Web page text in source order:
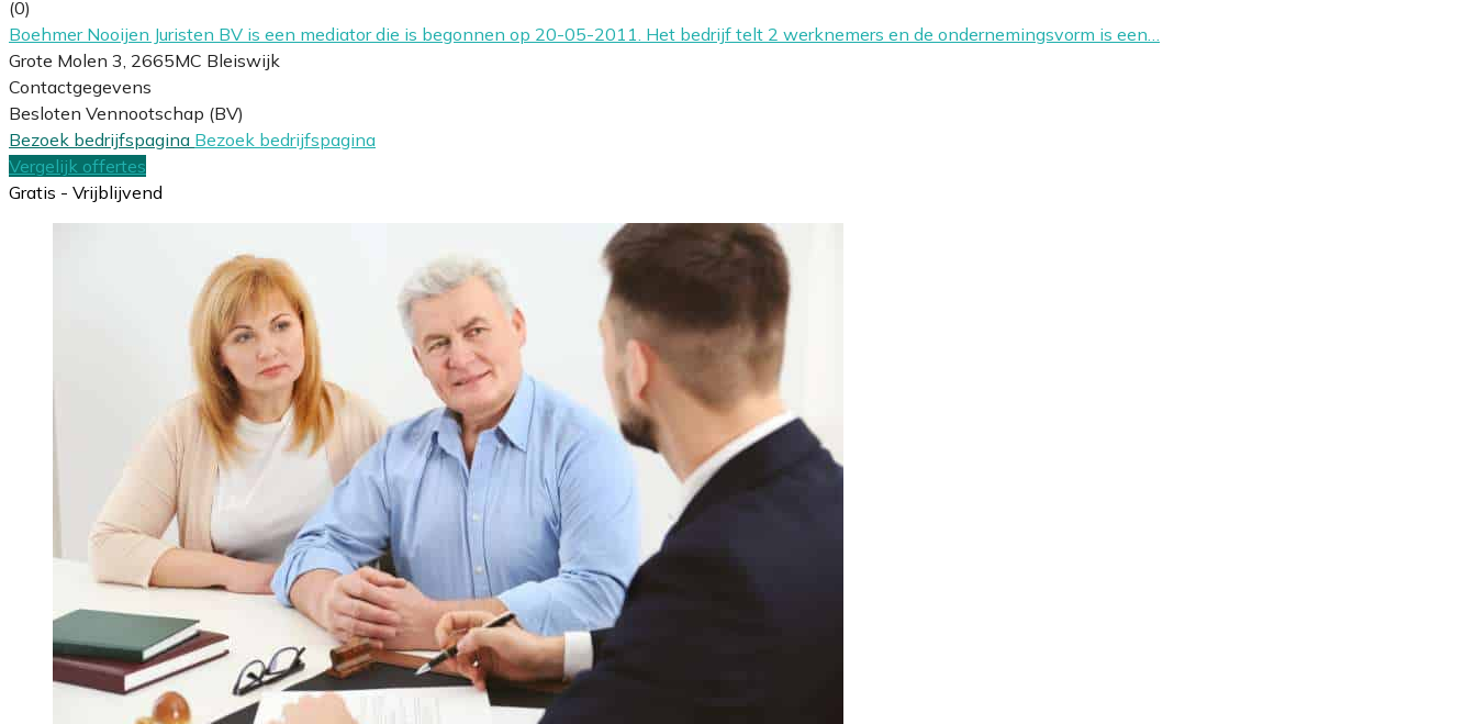
(0)
Boehmer Nooijen Juristen BV is een mediator die is begonnen op 20-05-2011. Het bedrijf telt 2 werknemers en de ondernemingsvorm is een…
Grote Molen 3, 2665MC Bleiswijk
Contactgegevens
Besloten Vennootschap (BV)
Bezoek bedrijfspagina Bezoek bedrijfspagina
Vergelijk offertes
Gratis - Vrijblijvend